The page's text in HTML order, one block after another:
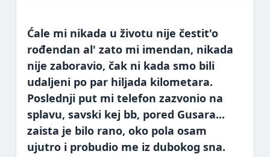
Ćale mi nikada u životu nije čestit'o
rođendan al' zato mi imendan, nikada
nije zaboravio, čak ni kada smo bili
udaljeni po par hiljada kilometara.
Poslednji put mi telefon zazvonio na
splavu, savski kej bb, pored Gusara...
zaista je bilo rano, oko pola osam
ujutro i probudio me iz dubokog sna.